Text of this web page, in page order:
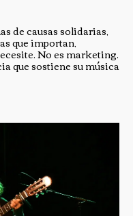
de causas solidarias,
que importan,
No es marketing.
que sostiene su música